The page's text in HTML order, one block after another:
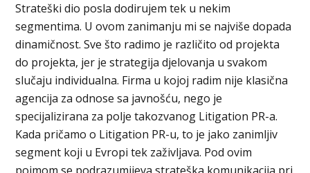
Strateški dio posla dodirujem tek u nekim
segmentima. U ovom zanimanju mi se najviše dopada
dinamičnost. Sve što radimo je različito od projekta
do projekta, jer je strategija djelovanja u svakom
slučaju individualna. Firma u kojoj radim nije klasična
agencija za odnose sa javnošću, nego je
specijalizirana za polje takozvanog Litigation PR-a.
Kada pričamo o Litigation PR-u, to je jako zanimljiv
segment koji u Evropi tek zaživljava. Pod ovim